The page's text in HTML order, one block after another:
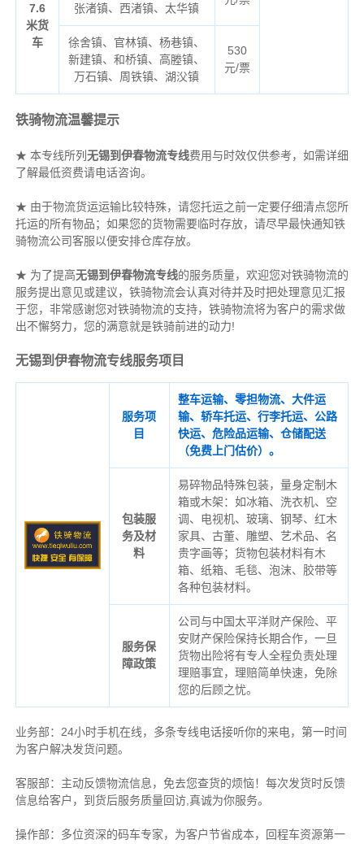
7.6
米货
车
张渚镇、西渚镇、太华镇
徐舍镇、官林镇、杨巷镇、
新建镇、和桥镇、高塍镇、
万石镇、周铁镇、湖㳇镇
530
元/票
铁骑物流温馨提示
★ 本专线所列 无锡到伊春物流专线费用与时效仅供参考，如需详细
了解最低资费请电话咨询。
★ 由于物流货运运输比较特殊，请您托运之前一定要仔细清点您所
托运的所有物品；如果您的货物需要临时存放，请尽早最快通知铁
骑物流公司客服以便安排仓库存放。
★ 为了提高无锡到伊春物流专线的服务质量，欢迎您对铁骑物流的
服务提出意见或建议，铁骑物流会认真对待并及时把处理意见汇报
于您，非常感谢您对铁骑物流的支持，铁骑物流将为客户的需求做
出不懈努力，您的满意就是铁骑前进的动力!
无锡到伊春物流专线服务项目
服务项
目
整车运输、零担物流、大件运
输、轿车托运、行李托运、公路
快运、危险品运输、仓储配送
（免费上门估价）。
包装服
务及材
料
易碎物品特殊包装，量身定制木
箱或木架：如冰箱、洗衣机、空
调、电视机、玻璃、钢琴、红木
家具、古董、雕塑、艺术品、名
贵字画等；货物包装材料有木
箱、纸箱、毛毯、泡沫、胶带等
各种包装材料。
服务保
障政策
公司与中国太平洋财产保险、平
安财产保险保持长期合作，一旦
货物出险将有专人全程负责处理
理赔事宜，理赔简单快速，免除
您的后顾之忧。
业务部：24小时手机在线，多条专线电话接听你的来电，第一时间
为客户解决发货问题。
客服部：主动反馈物流信息，免去您查货的烦恼！每次发货时反馈
信息给客户，到货后服务质量回访,真诚为你服务。
操作部：多位资深的码车专家，为客户节省成本，回程车资源第一